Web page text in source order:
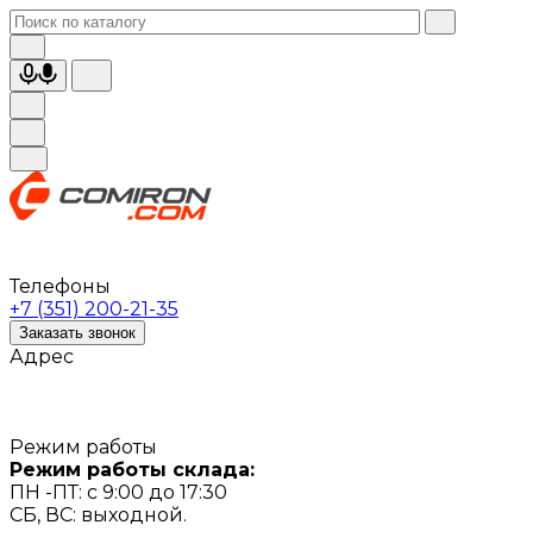
Телефоны
+7 (351) 200-21-35
Заказать звонок
Адрес
Режим работы
Режим работы склада:
ПН -ПТ: с 9:00 до 17:30
СБ, ВС: выходной.